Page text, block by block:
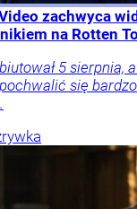
zachwyca
na Rotten
5 sierpnia,
się